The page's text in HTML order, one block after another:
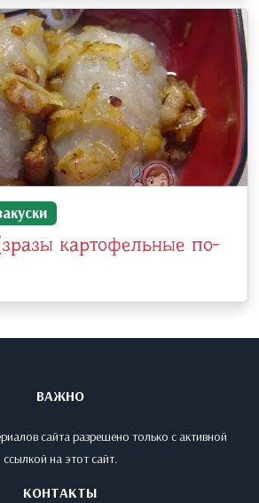
картофельные по-
ВАЖНО
сайта разрешено только с активной
ссылкой на этот сайт.
КОНТАКТЫ